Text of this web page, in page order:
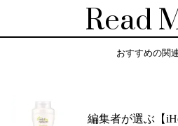
Read
おすすめの関
編集者が選ぶ【